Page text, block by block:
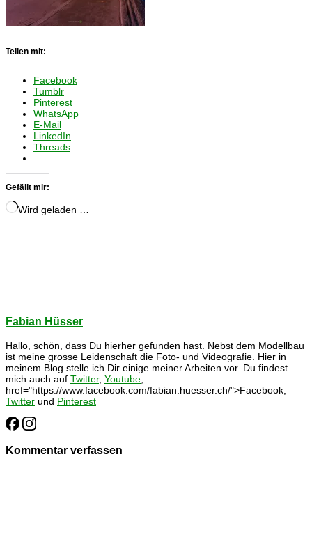
Teilen mit:
Facebook
Tumblr
Pinterest
WhatsApp
E-Mail
LinkedIn
Threads
Gefällt mir:
Wird geladen …
Fabian Hüsser
Hallo, schön, dass Du hierher gefunden hast. Nebst dem Modellbau
ist meine grosse Leidenschaft die Foto- und Videografie. Hier in
meinem Blog stelle ich Dir einige meiner Arbeiten vor. Du findest
mich auch auf Twitter, Youtube
href="https://www.facebook.com/fabian.huesser.ch/">Facebook,
Twitter und Pinterest
Kommentar verfassen